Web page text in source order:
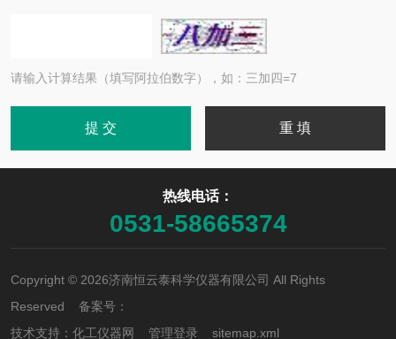
请输入计算结果（填写阿拉伯数字），如：三加四=7
热线电话：
0531-58665374
Copyright © 2026济南恒云泰科学仪器有限公司 All Rights
Reserved 备案号：
技术支持： 化工仪器网 管理登录 sitemap.xml